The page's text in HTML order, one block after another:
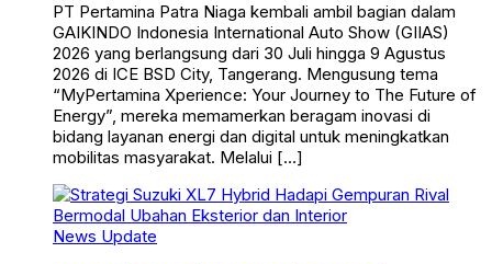
PT Pertamina Patra Niaga kembali ambil bagian dalam
GAIKINDO Indonesia International Auto Show (GIIAS)
2026 yang berlangsung dari 30 Juli hingga 9 Agustus
2026 di ICE BSD City, Tangerang. Mengusung tema
“MyPertamina Xperience: Your Journey to The Future of
Energy”, mereka memamerkan beragam inovasi di
bidang layanan energi dan digital untuk meningkatkan
mobilitas masyarakat. Melalui […]
News Update